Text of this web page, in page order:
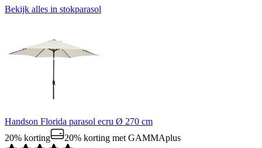
Bekijk alles in stokparasol
Handson Florida parasol ecru Ø 270 cm
20% korting
20% korting met GAMMAplus